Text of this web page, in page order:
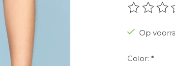
De
Op
Color: *